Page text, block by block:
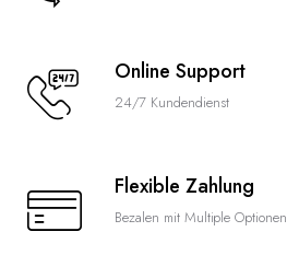
Online Support
24/7 Kundendienst
Flexible Zahlung
Bezalen mit Multiple Optionen